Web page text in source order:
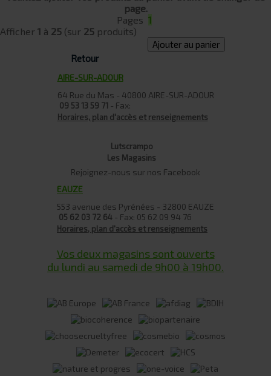
page.
Pages 1
Afficher 1 à 25 (sur 25 produits)
Ajouter au panier
Retour
AIRE-SUR-ADOUR
64 Rue du Mas - 40800 AIRE-SUR-ADOUR
09 53 13 59 71 - Fax:
Horaires, plan d'accès et renseignements
Lutscrampo
Les Magasins
Rejoignez-nous sur nos Facebook
EAUZE
553 avenue des Pyrénées - 32800 EAUZE
05 62 03 72 64 - Fax: 05 62 09 94 76
Horaires, plan d'accès et renseignements
Vos deux magasins sont ouverts
du lundi au samedi de 9h00 à 19h00.